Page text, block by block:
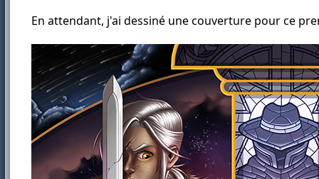
En attendant, j'ai dessiné une couverture pour ce